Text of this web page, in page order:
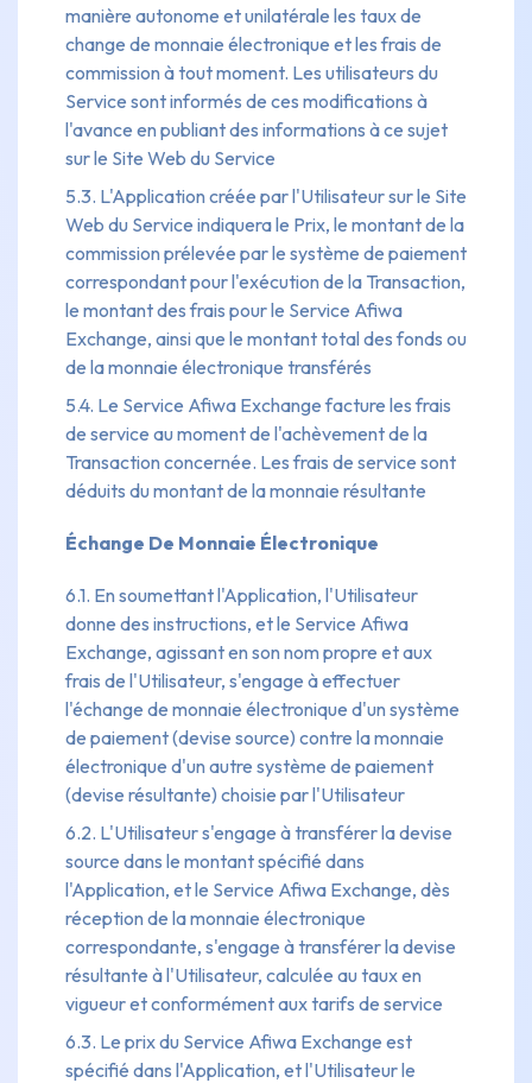
manière autonome et unilatérale les taux de
change de monnaie électronique et les frais de
commission à tout moment. Les utilisateurs du
Service sont informés de ces modifications à
l'avance en publiant des informations à ce sujet
sur le Site Web du Service
5.3. L'Application créée par l'Utilisateur sur le Site
Web du Service indiquera le Prix, le montant de la
commission prélevée par le système de paiement
correspondant pour l'exécution de la Transaction,
le montant des frais pour le Service Afiwa
Exchange, ainsi que le montant total des fonds ou
de la monnaie électronique transférés
5.4. Le Service Afiwa Exchange facture les frais
de service au moment de l'achèvement de la
Transaction concernée. Les frais de service sont
déduits du montant de la monnaie résultante
Échange De Monnaie Électronique
6.1. En soumettant l'Application, l'Utilisateur
donne des instructions, et le Service Afiwa
Exchange, agissant en son nom propre et aux
frais de l'Utilisateur, s'engage à effectuer
l'échange de monnaie électronique d'un système
de paiement (devise source) contre la monnaie
électronique d'un autre système de paiement
(devise résultante) choisie par l'Utilisateur
6.2. L'Utilisateur s'engage à transférer la devise
source dans le montant spécifié dans
l'Application, et le Service Afiwa Exchange, dès
réception de la monnaie électronique
correspondante, s'engage à transférer la devise
résultante à l'Utilisateur, calculée au taux en
vigueur et conformément aux tarifs de service
6.3. Le prix du Service Afiwa Exchange est
spécifié dans l'Application, et l'Utilisateur le